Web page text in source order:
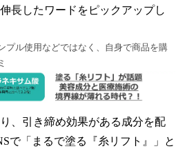
長したワードをピックアップし
プル使用などではなく、自身で商品を購
、引き締め効果がある成分を配
で「まるで塗る『糸リフト』」と